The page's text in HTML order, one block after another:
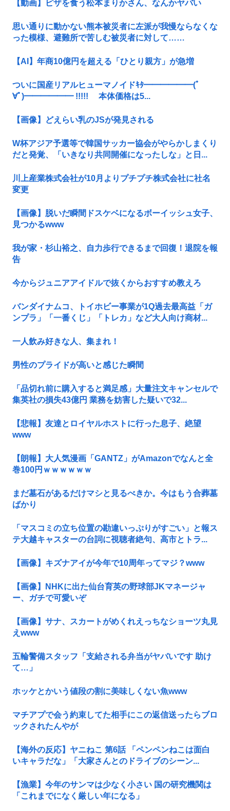
【動画】ピザを食う松本まりかさん、なんかヤバい
思い通りに動かない熊本被災者に左派が我慢ならなくな
った模様、避難所で苦しむ被災者に対して……
【AI】年商10億円を超える「ひとり親方」が急増
ついに国産リアルヒューマノイドｷﾀ━━━━━━(ﾟ
∀ﾟ)━━━━━━ !!!!! 本体価格は5...
【画像】どえらい乳のJSが発見される
W杯アジア予選等で韓国サッカー協会がやらかしまくり
だと発覚、「いきなり共同開催になったしな」と日...
川上産業株式会社が10月よりプチプチ株式会社に社名
変更
【画像】脱いだ瞬間ドスケベになるボーイッシュ女子、
見つかるwww
我が家・杉山裕之、自力歩行できるまで回復！退院を報
告
今からジュニアアイドルで抜くからおすすめ教えろ
バンダイナムコ、トイホビー事業が1Q過去最高益「ガ
ンプラ」「一番くじ」「トレカ」など大人向け商材...
一人飲み好きな人、集まれ！
男性のプライドが高いと感じた瞬間
「品切れ前に購入すると満足感」大量注文キャンセルで
集英社の損失43億円 業務を妨害した疑いで32...
【悲報】友達とロイヤルホストに行った息子、絶望
www
【朗報】大人気漫画「GANTZ」がAmazonでなんと全
巻100円ｗｗｗｗｗｗ
まだ墓石があるだけマシと見るべきか。今はもう合葬墓
ばかり
「マスコミの立ち位置の勘違いっぷりがすごい」と報ス
テ大越キャスターの台詞に視聴者絶句、高市とトラ...
【画像】キズナアイが今年で10周年ってマジ？www
【画像】NHKに出た仙台育英の野球部JKマネージャ
ー、ガチで可愛いぞ
【画像】サナ、スカートがめくれえっちなショーツ丸見
えwww
五輪警備スタッフ「支給される弁当がヤバいです 助け
て…」
ホッケとかいう値段の割に美味しくない魚www
マチアプで会う約束してた相手にこの返信送ったらブロ
ックされたんやが
【海外の反応】ヤニねこ 第6話 「ペンペンねこは面白
いキャラだな」「大家さんとのドライブのシーン...
【漁業】今年のサンマは少なく小さい 国の研究機関は
「これまでになく厳しい年になる」